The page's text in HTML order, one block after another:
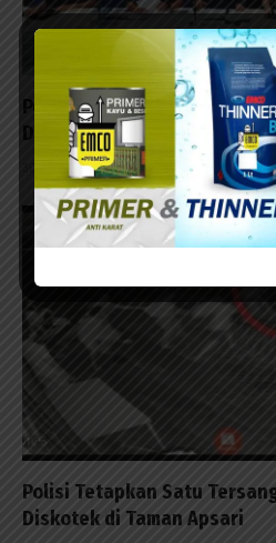
Pelaku Peretasan Ratusan
Dibekuk Polda Jatim
30/07/2026 - 12:15
Polisi Tetapkan Satu
Diskotek di Taman Apsari